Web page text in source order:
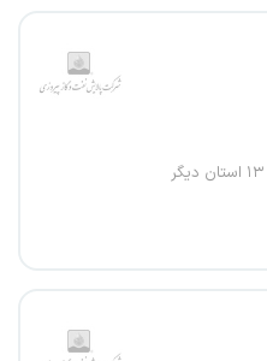
۱۳ استان دیگر